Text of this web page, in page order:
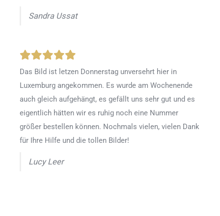
Sandra Ussat
Das Bild ist letzen Donnerstag unversehrt hier in
Luxemburg angekommen. Es wurde am Wochenende
auch gleich aufgehängt, es gefällt uns sehr gut und es
eigentlich hätten wir es ruhig noch eine Nummer
größer bestellen können. Nochmals vielen, vielen Dank
für Ihre Hilfe und die tollen Bilder!
Lucy Leer